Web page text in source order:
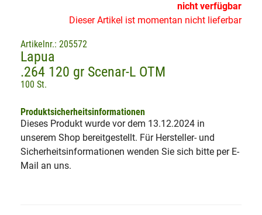
nicht verfügbar
Dieser Artikel ist momentan nicht lieferbar
Artikelnr.: 205572
Lapua
.264 120 gr Scenar-L OTM
100 St.
Produktsicherheitsinformationen
Dieses Produkt wurde vor dem 13.12.2024 in
unserem Shop bereitgestellt. Für Hersteller- und
Sicherheitsinformationen wenden Sie sich bitte per E-
Mail an uns.